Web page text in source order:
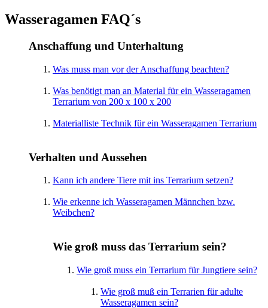
Wasseragamen FAQ´s
Anschaffung und Unterhaltung
Was muss man vor der Anschaffung beachten?
Was benötigt man an Material für ein Wasseragamen
Terrarium von 200 x 100 x 200
Materialliste Technik für ein Wasseragamen Terrarium
Verhalten und Aussehen
Kann ich andere Tiere mit ins Terrarium setzen?
Wie erkenne ich Wasseragamen Männchen bzw.
Weibchen?
Wie groß muss das Terrarium sein?
Wie groß muss ein Terrarium für Jungtiere sein?
Wie groß muß ein Terrarien für adulte
Wasseragamen sein?